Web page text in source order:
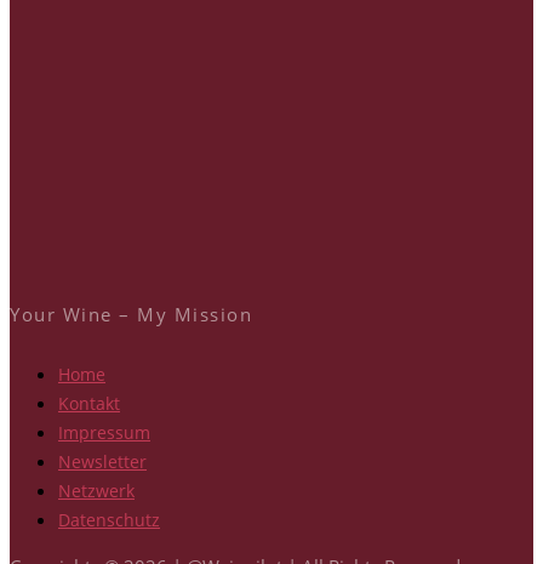
Your Wine – My Mission
Home
Kontakt
Impressum
Newsletter
Netzwerk
Datenschutz